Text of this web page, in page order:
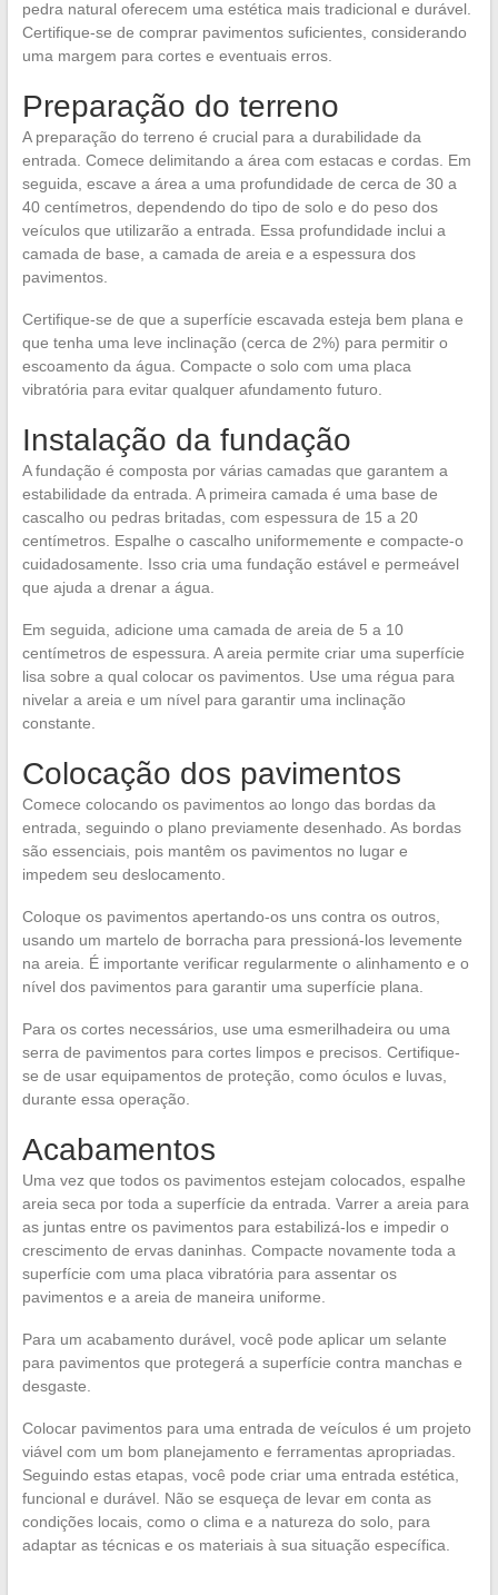
pedra natural oferecem uma estética mais tradicional e durável.
Certifique-se de comprar pavimentos suficientes, considerando
uma margem para cortes e eventuais erros.
Preparação do terreno
A preparação do terreno é crucial para a durabilidade da
entrada. Comece delimitando a área com estacas e cordas. Em
seguida, escave a área a uma profundidade de cerca de 30 a
40 centímetros, dependendo do tipo de solo e do peso dos
veículos que utilizarão a entrada. Essa profundidade inclui a
camada de base, a camada de areia e a espessura dos
pavimentos.
Certifique-se de que a superfície escavada esteja bem plana e
que tenha uma leve inclinação (cerca de 2%) para permitir o
escoamento da água. Compacte o solo com uma placa
vibratória para evitar qualquer afundamento futuro.
Instalação da fundação
A fundação é composta por várias camadas que garantem a
estabilidade da entrada. A primeira camada é uma base de
cascalho ou pedras britadas, com espessura de 15 a 20
centímetros. Espalhe o cascalho uniformemente e compacte-o
cuidadosamente. Isso cria uma fundação estável e permeável
que ajuda a drenar a água.
Em seguida, adicione uma camada de areia de 5 a 10
centímetros de espessura. A areia permite criar uma superfície
lisa sobre a qual colocar os pavimentos. Use uma régua para
nivelar a areia e um nível para garantir uma inclinação
constante.
Colocação dos pavimentos
Comece colocando os pavimentos ao longo das bordas da
entrada, seguindo o plano previamente desenhado. As bordas
são essenciais, pois mantêm os pavimentos no lugar e
impedem seu deslocamento.
Coloque os pavimentos apertando-os uns contra os outros,
usando um martelo de borracha para pressioná-los levemente
na areia. É importante verificar regularmente o alinhamento e o
nível dos pavimentos para garantir uma superfície plana.
Para os cortes necessários, use uma esmerilhadeira ou uma
serra de pavimentos para cortes limpos e precisos. Certifique-
se de usar equipamentos de proteção, como óculos e luvas,
durante essa operação.
Acabamentos
Uma vez que todos os pavimentos estejam colocados, espalhe
areia seca por toda a superfície da entrada. Varrer a areia para
as juntas entre os pavimentos para estabilizá-los e impedir o
crescimento de ervas daninhas. Compacte novamente toda a
superfície com uma placa vibratória para assentar os
pavimentos e a areia de maneira uniforme.
Para um acabamento durável, você pode aplicar um selante
para pavimentos que protegerá a superfície contra manchas e
desgaste.
Colocar pavimentos para uma entrada de veículos é um projeto
viável com um bom planejamento e ferramentas apropriadas.
Seguindo estas etapas, você pode criar uma entrada estética,
funcional e durável. Não se esqueça de levar em conta as
condições locais, como o clima e a natureza do solo, para
adaptar as técnicas e os materiais à sua situação específica.